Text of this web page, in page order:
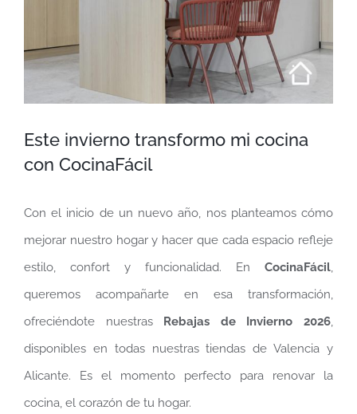
Este invierno transformo mi cocina
con CocinaFácil
Con el inicio de un nuevo año, nos planteamos cómo
mejorar nuestro hogar y hacer que cada espacio refleje
estilo, confort y funcionalidad. En CocinaFácil,
queremos acompañarte en esa transformación,
ofreciéndote nuestras
Rebajas de Invierno 2026,
disponibles en todas nuestras tiendas de Valencia y
Alicante. Es el momento perfecto para renovar la
cocina, el corazón de tu hogar.